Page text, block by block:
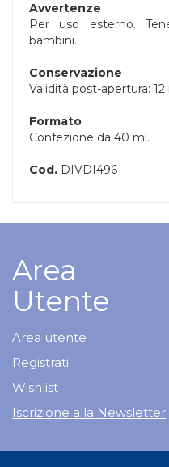
Avvertenze
Per uso esterno.
bambini.
Conservazione
Validità post-apertura: 12
Formato
Confezione da 40 ml.
Cod. DIVDI496
Area
Utente
Area utente
Registrati
Wishlist
Iscrizione alla Newsletter